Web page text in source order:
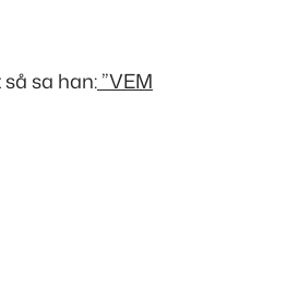
sa han:”VEM